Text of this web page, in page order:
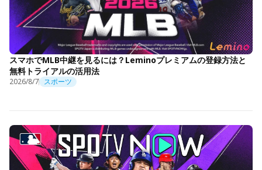
スマホでMLB中継を見るには？Leminoプレミアムの登録方法と
無料トライアルの活用法
2026/8/7 スポーツ